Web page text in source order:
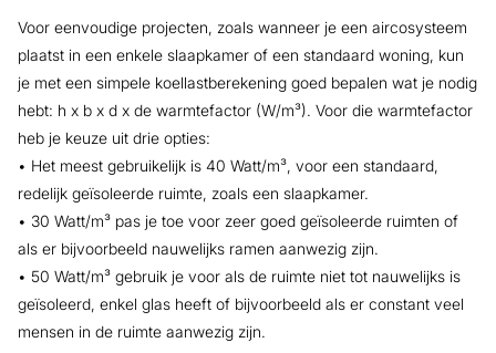
Voor eenvoudige projecten, zoals wanneer je een aircosysteem
plaatst in een enkele slaapkamer of een standaard woning, kun
je met een simpele koellastberekening goed bepalen wat je nodig
hebt: h x b x d x de warmtefactor (W/m³). Voor die warmtefactor
heb je keuze uit drie opties:
• Het meest gebruikelijk is 40 Watt/m³, voor een standaard,
redelijk geïsoleerde ruimte, zoals een slaapkamer.
• 30 Watt/m³ pas je toe voor zeer goed geïsoleerde ruimten of
als er bijvoorbeeld nauwelijks ramen aanwezig zijn.
• 50 Watt/m³ gebruik je voor als de ruimte niet tot nauwelijks is
geïsoleerd, enkel glas heeft of bijvoorbeeld als er constant veel
mensen in de ruimte aanwezig zijn.